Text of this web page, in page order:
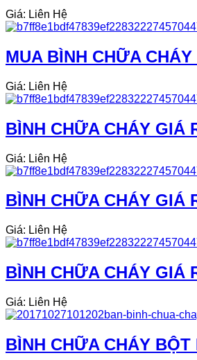
Giá: Liên Hệ
MUA BÌNH CHỮA
Giá: Liên Hệ
BÌNH CHỮA CHÁY GIÁ
Giá: Liên Hệ
BÌNH CHỮA CHÁY GIÁ
Giá: Liên Hệ
BÌNH CHỮA CHÁY GIÁ
Giá: Liên Hệ
BÌNH CHỮA CHÁY